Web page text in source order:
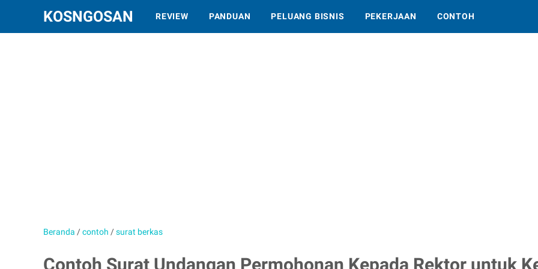
KOSNGOSAN REVIEW PANDUAN PELUANG BISNIS PEKERJAAN CONTOH
Beranda /contoh /surat berkas
Contoh Surat Undangan Permohonan Kepada Rektor untuk